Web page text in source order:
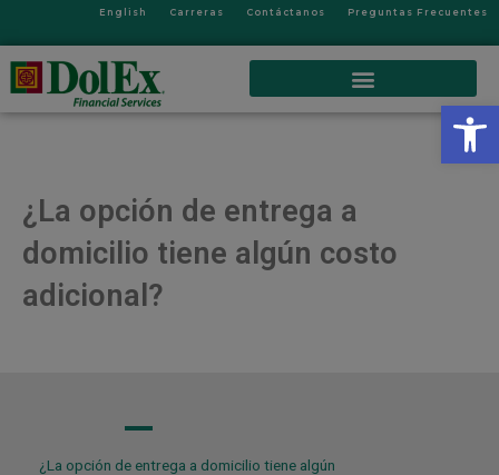
English Carreras Contáctanos Preguntas Frecuentes
¿La opción de entrega a
domicilio tiene algún costo
adicional?
A
¿La opción de entrega a domicilio tiene algún